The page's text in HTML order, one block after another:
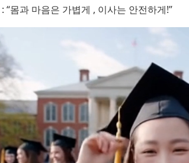
: “몸과 마음은 가볍게 , 이사는 안전하게!”